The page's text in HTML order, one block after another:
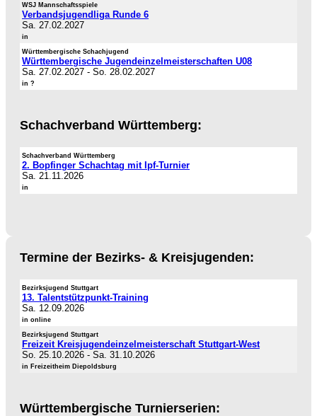
WSJ Mannschaftsspiele
Verbandsjugendliga Runde 6
Sa. 27.02.2027
in
Württembergische Schachjugend
Württembergische Jugendeinzelmeisterschaften U08
Sa. 27.02.2027 - So. 28.02.2027
in ?
Schachverband Württemberg:
Schachverband Württemberg
2. Bopfinger Schachtag mit Ipf-Turnier
Sa. 21.11.2026
in
Termine der Bezirks- & Kreisjugenden:
Bezirksjugend Stuttgart
13. Talentstützpunkt-Training
Sa. 12.09.2026
in online
Bezirksjugend Stuttgart
Freizeit Kreisjugendeinzelmeisterschaft Stuttgart-West
So. 25.10.2026 - Sa. 31.10.2026
in Freizeitheim Diepoldsburg
Württembergische Turnierserien: